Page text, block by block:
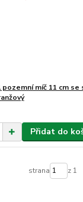
pozemní míč 11 cm
Přidat do
strana z 1